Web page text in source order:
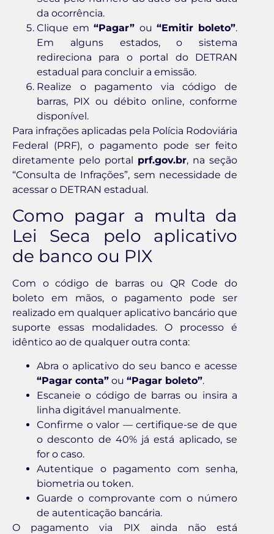
da ocorrência.
Clique em“Pagar” ou “Emitir boleto”.
Em alguns estados, o sistema
redireciona para o portal do DETRAN
estadual para concluir a emissão.
Realize o pagamento via código de
barras, PIX ou débito online, conforme
disponível.
Para infrações aplicadas pela Polícia Rodoviária
Federal (PRF), o pagamento pode ser feito
diretamente pelo portal prf.gov.br, na seção
“Consulta de Infrações”, sem necessidade de
acessar o DETRAN estadual.
Como pagar a multa da
Lei Seca pelo aplicativo
de banco ou PIX
Com o código de barras ou QR Code do
boleto em mãos, o pagamento pode ser
realizado em qualquer aplicativo bancário que
suporte essas modalidades. O processo é
idêntico ao de qualquer outra conta:
Abra o aplicativo do seu banco e acesse
“Pagar conta” ou “Pagar boleto”.
Escaneie o código de barras ou insira a
linha digitável manualmente.
Confirme o valor — certifique-se de que
o desconto de 40% já está aplicado, se
for o caso.
Autentique o pagamento com senha,
biometria ou token.
Guarde o comprovante com o número
de autenticação bancária.
O pagamento via PIX ainda não está